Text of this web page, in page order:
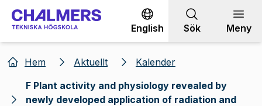
Gå till innehållet
English Sök Meny
Hem Aktuellt
Kalender
F Plant activity and physiology revealed by
newly developed application of radiation and